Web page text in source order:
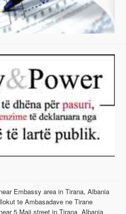
Embassy area in Tirana, Albania
te Ambasadave ne Tirane
5 Maji street in Tirana, Albania